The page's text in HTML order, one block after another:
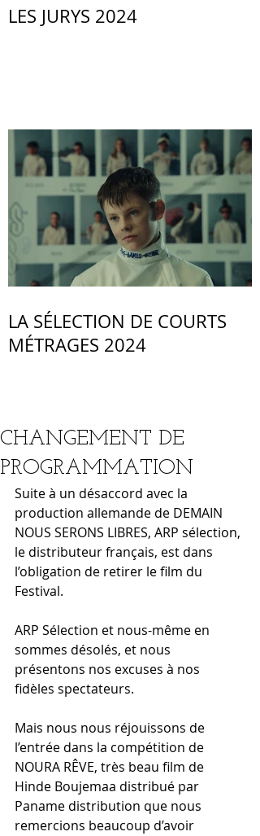
LES JURYS 2024
LA SÉLECTION DE COURTS
MÉTRAGES 2024
CHANGEMENT DE
PROGRAMMATION
Suite à un désaccord avec la
production allemande de DEMAIN
NOUS SERONS LIBRES, ARP sélection,
le distributeur français, est dans
l’obligation de retirer le film du
Festival.
ARP Sélection et nous-même en
sommes désolés, et nous
présentons nos excuses à nos
fidèles spectateurs.
Mais nous nous réjouissons de
l’entrée dans la compétition de
NOURA RÊVE, très beau film de
Hinde Boujemaa distribué par
Paname distribution que nous
remercions beaucoup d’avoir